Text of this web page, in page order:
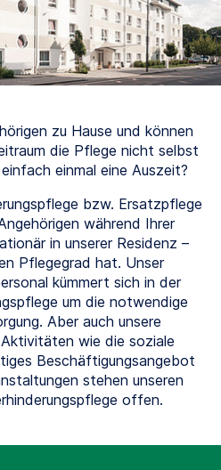
zu Hause und können
die Pflege nicht selbst
einmal eine Auszeit?
bzw. Ersatzpflege
während Ihrer
in unserer Residenz –
Pflegegrad hat. Unser
kümmert sich in der
um die notwendige
Aber auch unsere
wie die soziale
Beschäftigungsangebot
stehen unseren
offen.